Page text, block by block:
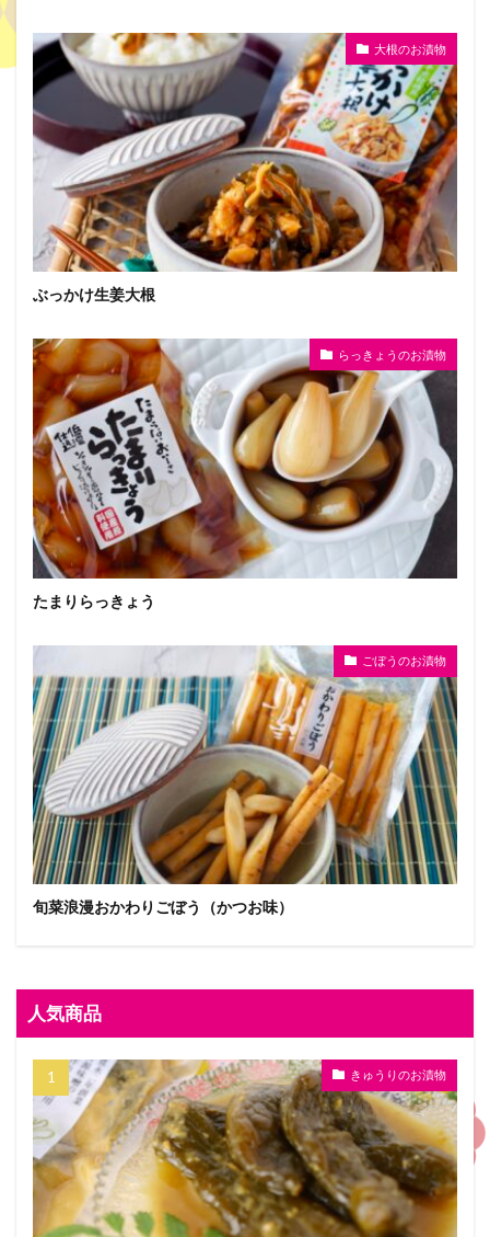
大根のお漬物
ぶっかけ生姜大根
らっきょうのお漬物
たまりらっきょう
ごぼうのお漬物
旬菜浪漫おかわりごぼう（かつお味）
人気商品
きゅうりのお漬物